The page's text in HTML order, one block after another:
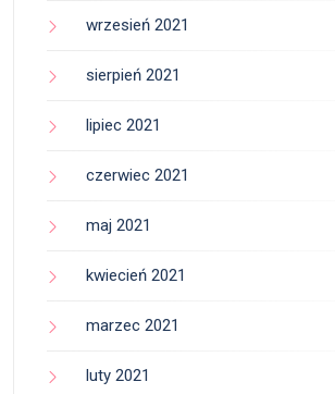
wrzesień 2021
sierpień 2021
lipiec 2021
czerwiec 2021
maj 2021
kwiecień 2021
marzec 2021
luty 2021